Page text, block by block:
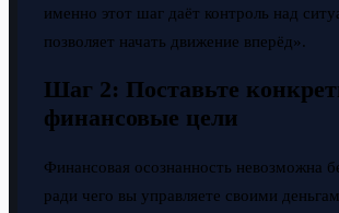
именно этот шаг даёт контроль над
позволяет начать движение вперёд».
Шаг 2: Поставьте
финансовые цели
Финансовая осознанность невозможна
ради чего вы управляете своими